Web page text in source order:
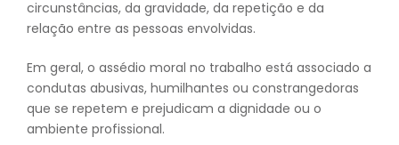
circunstâncias, da gravidade, da repetição e da
relação entre as pessoas envolvidas.
Em geral, o assédio moral no trabalho está associado a
condutas abusivas, humilhantes ou constrangedoras
que se repetem e prejudicam a dignidade ou o
ambiente profissional.